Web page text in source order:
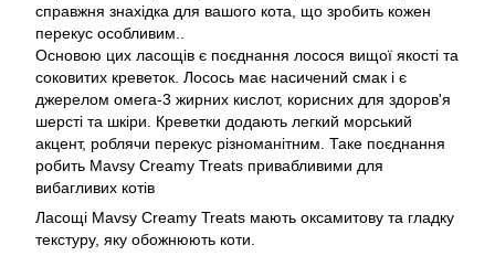
справжня знахідка для вашого кота, що зробить кожен
перекус особливим..
Основою цих ласощів є поєднання лосося вищої якості та
соковитих креветок. Лосось має насичений смак і є
джерелом омега-3 жирних кислот, корисних для здоров'я
шерсті та шкіри. Креветки додають легкий морський
акцент, роблячи перекус різноманітним. Таке поєднання
робить Mavsy Creamy Treats привабливими для
вибагливих котів
Ласощі Mavsy Creamy Treats мають оксамитову та гладку
текстуру, яку обожнюють коти.